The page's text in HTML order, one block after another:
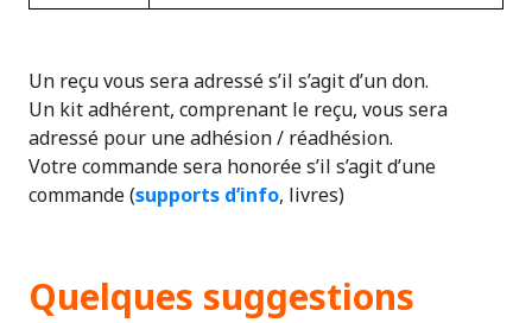
Un reçu vous sera adressé s’il s’agit d’un don.
Un kit adhérent, comprenant le reçu, vous sera
adressé pour une adhésion / réadhésion.
Votre commande sera honorée s’il s’agit d’une
commande (supports d’info, livres)
Quelques suggestions